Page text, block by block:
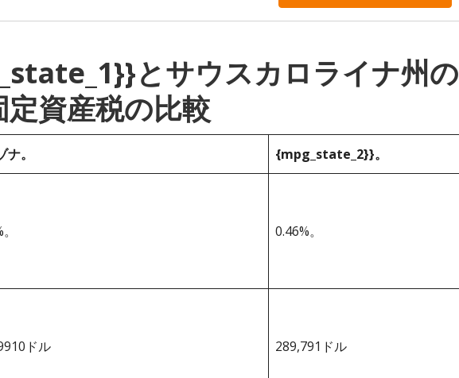
とサウスカロライナ州の
定資産税の比較
ナ。 {mpg_state_2}}。
0.46%。
ドル 289,791ドル